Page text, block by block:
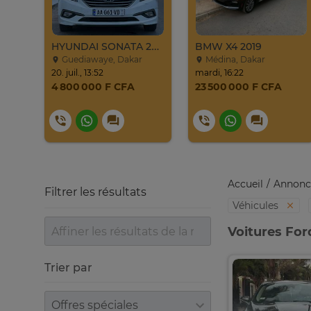
HYUNDAI SONATA 2016
Guediawaye, Dakar
20. juil., 13:52
4 800 000 F CFA
BMW X4 2019
Médina, Dakar
mardi, 16:22
23 500 000 F CFA
Accueil
Véhicules
Voitures
Filtrer les résultats
Trier par
Trier par